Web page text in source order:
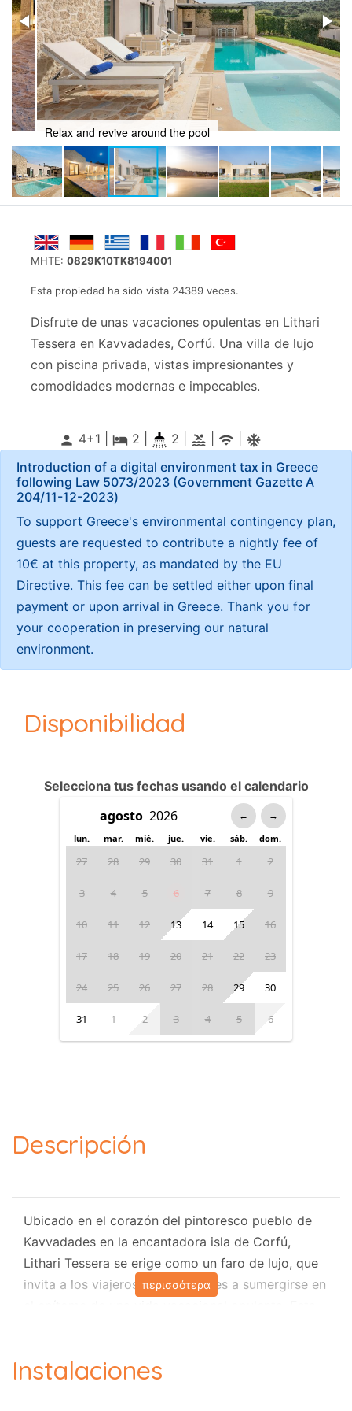
MHTE: 0829Κ10TK8194001
Esta propiedad ha sido vista 24389 veces.
Disfrute de unas vacaciones opulentas en Lithari
Tessera en Kavvadades, Corfú. Una villa de lujo
con piscina privada, vistas impresionantes y
comodidades modernas e impecables.
person 4+1 | local_hotel 2 2 | pool wifi ac_unitif
Relax and revive around the pool
Introduction of a digital environment tax in Greece
following Law 5073/2023 (Government Gazette Α
204/11-12-2023)
To support Greece's environmental contingency plan,
guests are requested to contribute a nightly fee of
10€ at this property, as mandated by the EU
Directive. This fee can be settled either upon final
payment or upon arrival in Greece. Thank you for
your cooperation in preserving our natural
environment.
Disponibilidad
Selecciona tus fechas usando el calendario
← →
lun. mar. mié. jue. vie. sáb. dom.
27 28 29 30 31 1 2
3 4 5 6 7 8 9
10 11 12 13 14 15 16
17 18 19 20 21 22 23
24 25 26 27 28 29 30
31 1 2 3 4 5 6
Descripción
Ubicado en el corazón del pintoresco pueblo de
Kavvadades en la encantadora isla de Corfú,
Lithari Tessera se erige como un faro de lujo, que
invita a los viajeros más exigentes a sumergirse en
del mar, promete una estadía inolvidable en este
περισσότερα
Instalaciones